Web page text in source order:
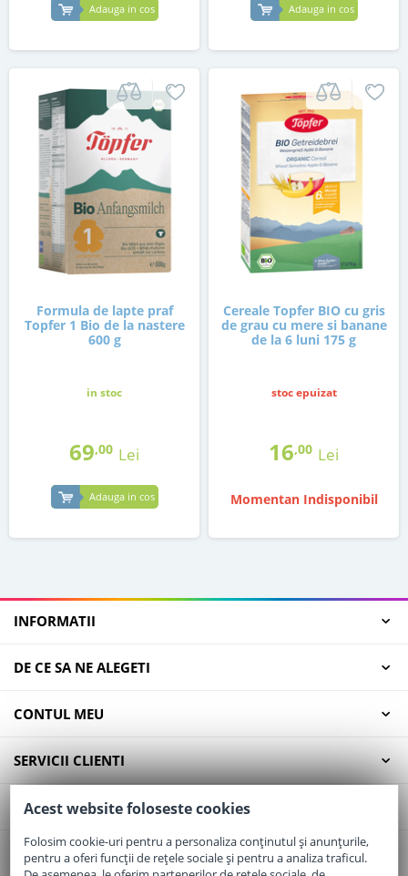
Adauga in cos Adauga in cos
Formula de lapte praf
Topfer 1 Bio de la nastere
600 g
in stoc
69,00 Lei
Adauga in cos
Cereale Topfer BIO cu gris
de grau cu mere si banane
de la 6 luni 175 g
stoc epuizat
16,00 Lei
Momentan Indisponibil
INFORMATII
DE CE SA NE ALEGETI
CONTUL MEU
SERVICII CLIENTI
CONTACT
Email:office@elaptepraf.ro
Acest website foloseste cookies
Folosim cookie-uri pentru a personaliza conținutul și anunțurile,
pentru a oferi funcții de rețele sociale și pentru a analiza traficul.